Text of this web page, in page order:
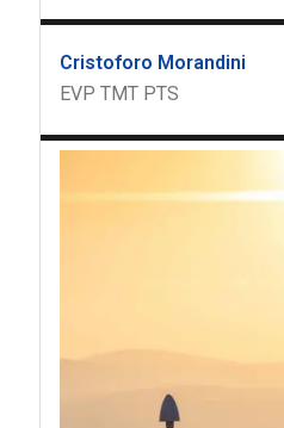
Cristoforo Morandini
EVP TMT PTS